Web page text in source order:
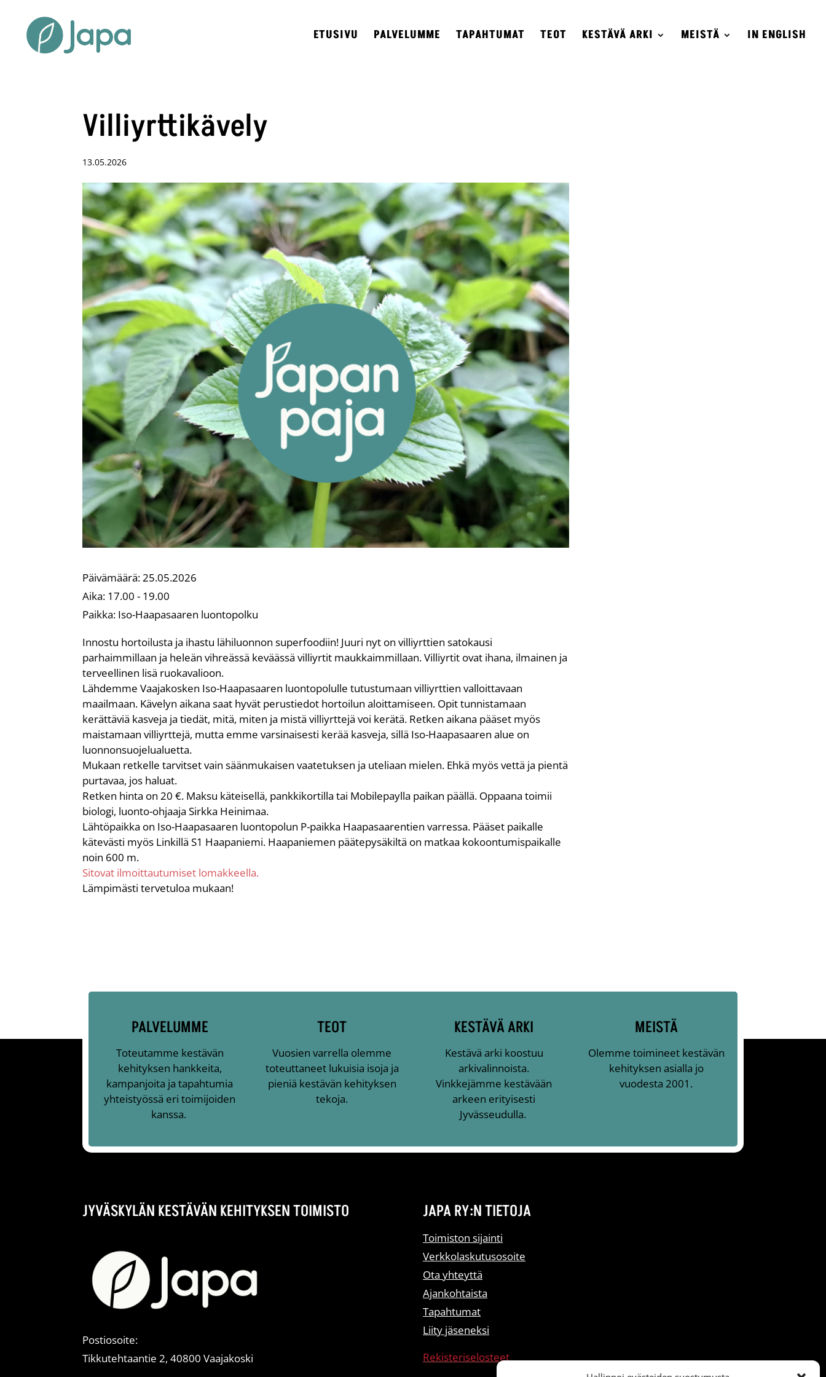
ETUSIVU PALVELUMME TAPAHTUMAT TEOT KESTÄVÄ ARKI MEISTÄ IN ENGLISH
Villiyrttikävely
13.05.2026
Päivämäärä:25.05.2026
Aika: 17.00 - 19.00
Paikka: Iso-Haapasaaren luontopolku
Innostu hortoilusta ja ihastu lähiluonnon superfoodiin! Juuri nyt on villiyrttien satokausi
parhaimmillaan ja heleän vihreässä keväässä villiyrtit maukkaimmillaan. Villiyrtit ovat ihana, ilmainen ja
terveellinen lisä ruokavalioon.
Lähdemme Vaajakosken Iso-Haapasaaren luontopolulle tutustumaan villiyrttien valloittavaan
maailmaan. Kävelyn aikana saat hyvät perustiedot hortoilun aloittamiseen. Opit tunnistamaan
kerättäviä kasveja ja tiedät, mitä, miten ja mistä villiyrttejä voi kerätä. Retken aikana pääset myös
maistamaan villiyrttejä, mutta emme varsinaisesti kerää kasveja, sillä Iso-Haapasaaren alue on
luonnonsuojelualuetta.
Mukaan retkelle tarvitset vain säänmukaisen vaatetuksen ja uteliaan mielen. Ehkä myös vettä ja pientä
purtavaa, jos haluat.
Retken hinta on 20 €. Maksu käteisellä, pankkikortilla tai Mobilepaylla paikan päällä. Oppaana toimii
biologi, luonto-ohjaaja Sirkka Heinimaa.
Lähtöpaikka on Iso-Haapasaaren luontopolun P-paikka Haapasaarentien varressa. Pääset paikalle
kätevästi myös Linkillä S1 Haapaniemi. Haapaniemen päätepysäkiltä on matkaa kokoontumispaikalle
noin 600 m.
Sitovat ilmoittautumiset lomakkeella.
Lämpimästi tervetuloa mukaan!
PALVELUMME
Toteutamme kestävän
kehityksen hankkeita,
kampanjoita ja tapahtumia
yhteistyössä eri toimijoiden
kanssa.
TEOT
Vuosien varrella olemme
toteuttaneet lukuisia isoja ja
pieniä kestävän kehityksen
tekoja.
KESTÄVÄ ARKI
Kestävä arki koostuu
arkivalinnoista.
Vinkkejämme kestävään
arkeen erityisesti
Jyvässeudulla.
MEISTÄ
Olemme toimineet kestävän
kehityksen asialla jo
vuodesta 2001.
JYVÄSKYLÄN KESTÄVÄN KEHITYKSEN TOIMISTO
Postiosoite:
Tikkutehtaantie 2, 40800 Vaajakoski
JAPA RY:N TIETOJA
Toimiston sijainti
Verkkolaskutusosoite
Ota yhteyttä
Ajankohtaista
Tapahtumat
Liity jäseneksi
Rekisteriselosteet